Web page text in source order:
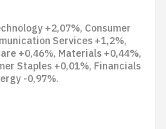
+2,07%, Consumer
Services +1,2%,
+0,46%, Materials +0,44%,
Staples +0,01%, Financials
-0,97%.